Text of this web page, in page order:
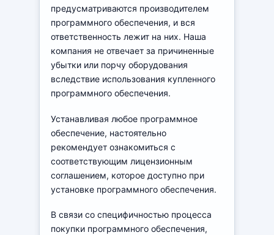
предусматриваются производителем
программного обеспечения, и вся
ответственность лежит на них. Наша
компания не отвечает за причиненные
убытки или порчу оборудования
вследствие использования купленного
программного обеспечения.
Устанавливая любое программное
обеспечение, настоятельно
рекомендует ознакомиться с
соответствующим лицензионным
соглашением, которое доступно при
установке программного обеспечения.
В связи со специфичностью процесса
покупки программного обеспечения,